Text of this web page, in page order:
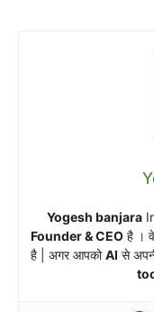
Yogesh banjara
Founder & CEOहै । वे
है | अगर आपकोAI से